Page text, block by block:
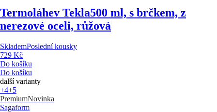
Termoláhev Tekla500 ml, s brčkem, z
nerezové oceli, růžová
SklademPoslední kousky
729 Kč
Do košíku
Do košíku
další varianty
+4+5
PremiumNovinka
Sagaform